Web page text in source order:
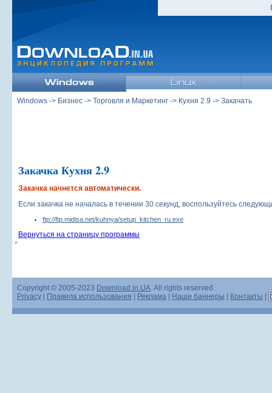
Windows -> Бизнес -> Торговля и Маркетинг -> Кухня 2.9 -> Закачать
Закачка Кухня 2.9
Закачка начнется автоматически.
Если закачка не началась в течении 30 секунд, воспользуйтесь
ftp://ftp.midisa.net/kuhnya/setup_kitchen_ru.exe
Вернуться на страницу программы
Copyright © 2005-2023 Download.in.UA. All rights reserved.
Privacy
Правила использования Реклама Наши баннеры Контакты